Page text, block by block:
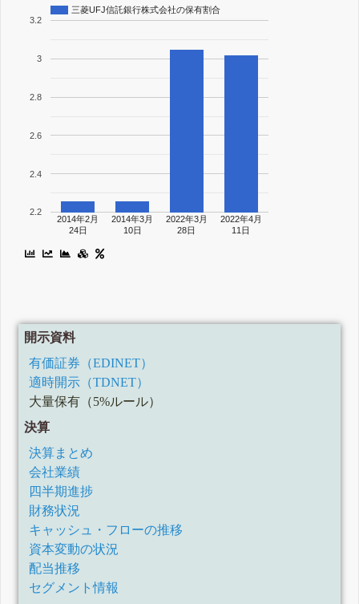
三菱UFJ信託銀行株式会社の保有割合
2014年2月
24日
2014年3月
10日
2022年3月
28日
2022年4月
11日
2.2
2.4
2.6
2.8
3
3.2
開示資料
有価証券（EDINET）
適時開示（TDNET）
大量保有（5%ルール）
決算
決算まとめ
会社業績
四半期進捗
財務状況
キャッシュ・フローの推移
資本変動の状況
配当推移
セグメント情報